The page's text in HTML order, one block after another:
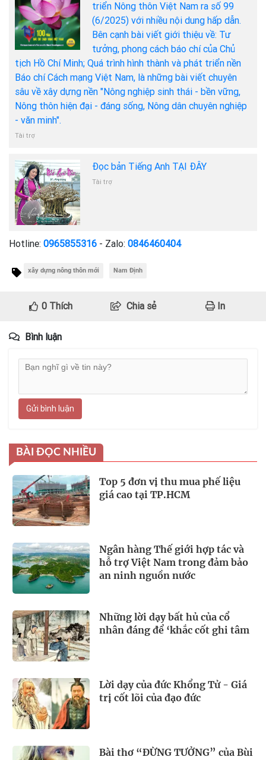
triển Nông thôn Việt Nam ra số 99
(6/2025) với nhiều nội dung hấp dẫn.
Bên cạnh bài viết giới thiệu về: Tư
tưởng, phong cách báo chí của Chủ
tịch Hồ Chí Minh; Quá trình hình thành và phát triển nền
Báo chí Cách mạng Việt Nam, là những bài viết chuyên
sâu về xây dựng nền "Nông nghiệp sinh thái - bền vững,
Nông thôn hiện đại - đáng sống, Nông dân chuyên nghiệp
- văn minh".
Tài trợ
Đọc bản Tiếng Anh TẠI ĐÂY
Tài trợ
Hotline: 0965855316 - Zalo: 0846460404
xây dựng nông thôn mới Nam Định
0Thích Chia sẻ In
Bình luận
Gửi bình luận
BÀI ĐỌC NHIỀU
Top 5 đơn vị thu mua phế liệu
giá cao tại TP.HCM
Ngân hàng Thế giới hợp tác và
hỗ trợ Việt Nam trong đảm bảo
an ninh nguồn nước
Những lời dạy bất hủ của cổ
nhân đáng để ‘khắc cốt ghi tâm
Lời dạy của đức Khổng Tử - Giá
trị cốt lõi của đạo đức
Bài thơ “ĐỪNG TƯỞNG” của Bùi